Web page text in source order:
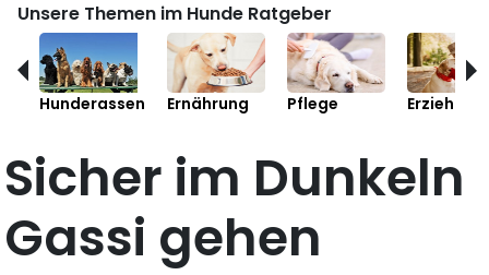
Unsere Themen im Hunde Ratgeber
Hunderassen Ernährung Pflege Erziehung
Sicher im Dunkeln
Gassi gehen